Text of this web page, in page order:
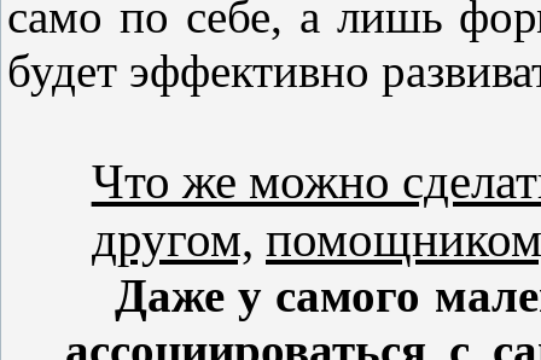
само по себе, а лишь
будет эффективно
Что же можно
другом,
Даже у самого